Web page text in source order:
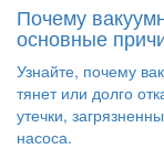
Почему
основные
Узнайте, почему
тянет или долго
утечки,
насоса.